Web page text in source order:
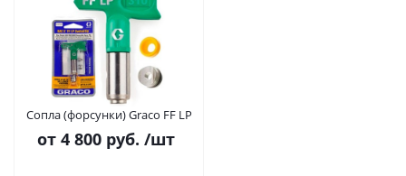
Сопла (форсунки) Graco FF LP
от 4 800 руб. /шт